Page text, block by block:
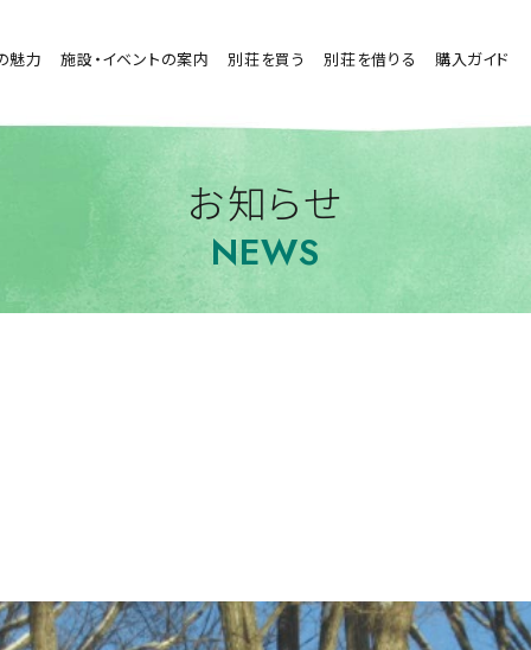
魅力 施設・イベントの案内 別荘を買う 別荘を借りる 購入ガイド
お知らせ
NEWS